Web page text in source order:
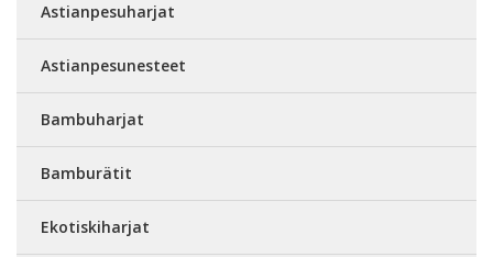
Astianpesuharjat
Astianpesunesteet
Bambuharjat
Bamburätit
Ekotiskiharjat